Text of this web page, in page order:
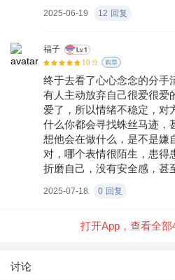
就像两个人到最后了会腻
代 就连吃顿火锅都像是完任
就走 。爱还在 但是支撑爱
了，人们都说两个人在一起
需要沟通的时候 都因为情绪
变 我们的认知和思想也在改
多沟通 真诚的爱下去 愿单
份善待我们。
2025-06-19 12 回复
福子
10 分 购票
终于去看了心心念念的分手
有人主动放弃自己很爱很爱
爱了，所以情绪不稳定，对
什么你都会寻找蛛丝马迹，
想他会在做什么，是不是嫌
对，哪个表情很陌生，患得
折磨自己，没有安全感，甚
心他会走。因为在乎，会多
装大度的自己，原来爱意太
2025-07-18 0 回复
打开App，查看全部
讨论